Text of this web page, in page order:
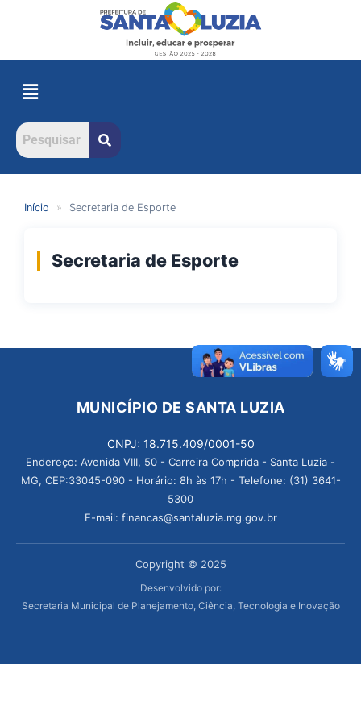
Início » Secretaria de Esporte
Secretaria de Esporte
MUNICÍPIO DE SANTA LUZIA
CNPJ: 18.715.409/0001-50
Endereço: Avenida VIII, 50 - Carreira Comprida - Santa Luzia -
MG, CEP:33045-090 - Horário: 8h às 17h - Telefone: (31) 3641-
5300
E-mail: financas@santaluzia.mg.gov.br
Copyright © 2025
Desenvolvido por:
Secretaria Municipal de Planejamento, Ciência, Tecnologia e Inovação